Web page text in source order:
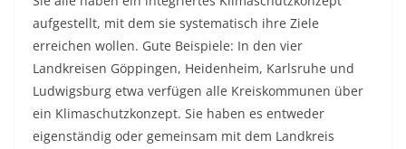
aufgestellt, mit dem sie systematisch ihre Ziele
erreichen wollen. Gute Beispiele: In den vier
Landkreisen Göppingen, Heidenheim, Karlsruhe und
Ludwigsburg etwa verfügen alle Kreiskommunen über
ein Klimaschutzkonzept. Sie haben es entweder
eigenständig oder gemeinsam mit dem Landkreis